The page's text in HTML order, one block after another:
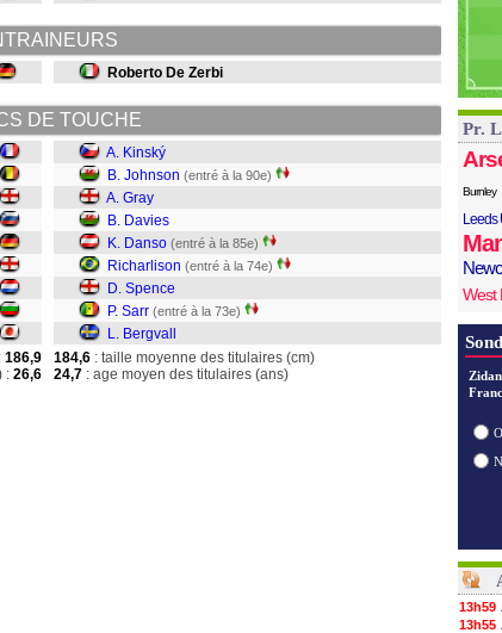
Roberto De Zerbi
DE TOUCHE
A. Kinský
B. Johnson (entré à la 90e)
A. Gray
B. Davies
K. Danso (entré à la 85e)
Richarlison (entré à la 74e)
D. Spence
P. Sarr (entré à la 73e)
L. Bergvall
186,9
: 26,6
184,6 : taille moyenne des titulaires (cm)
24,7 : age moyen des titulaires (ans)
Pr.
Burnley
Leeds
West
13h59
13h55